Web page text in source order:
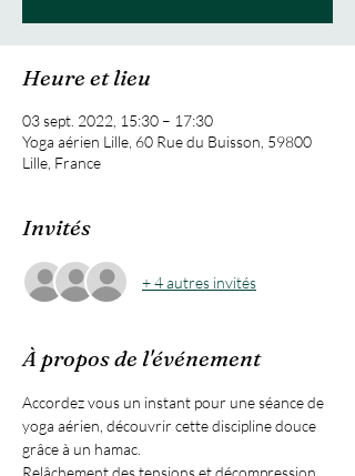
Heure et lieu
03 sept. 2022, 15:30 – 17:30
Yoga aérien Lille, 60 Rue du Buisson, 59800
Lille, France
Invités
+ 4 autres invités
À propos de l'événement
Accordez vous un instant pour une séance de
yoga aérien, découvrir cette discipline douce
grâce à un hamac.
Relâchement des tensions et décompression